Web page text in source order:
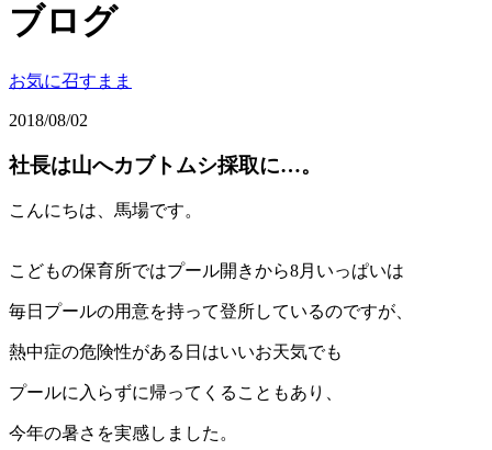
ブログ
お気に召すまま
2018/08/02
社長は山へカブトムシ採取に…。
こんにちは、馬場です。
こどもの保育所ではプール開きから8月いっぱいは
毎日プールの用意を持って登所しているのですが、
熱中症の危険性がある日はいいお天気でも
プールに入らずに帰ってくることもあり、
今年の暑さを実感しました。